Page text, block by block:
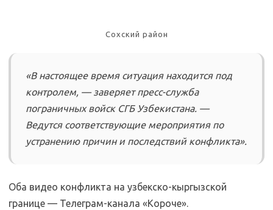
Сохский район
«В настоящее время ситуация находится под
контролем, — заверяет пресс-служба
пограничных войск СГБ Узбекистана. —
Ведутся соответствующие мероприятия по
устранению причин и последствий конфликта».
Оба видео конфликта на узбекско-кыргызской
границе — Телеграм-канала «Короче».